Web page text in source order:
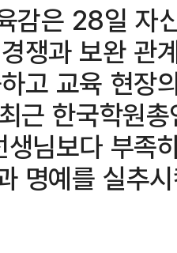
감은 28일 자
쟁과 보완 관
고 교육 현장
근 한국학원
님보다 부족
명예를 실추